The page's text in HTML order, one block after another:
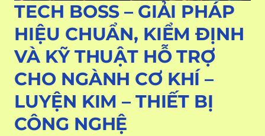
TECH BOSS – GIẢI PHÁP
HIỆU CHUẨN, KIỂM ĐỊNH
VÀ KỸ THUẬT HỖ TRỢ
CHO NGÀNH CƠ KHÍ –
LUYỆN KIM – THIẾT BỊ
CÔNG NGHỆ